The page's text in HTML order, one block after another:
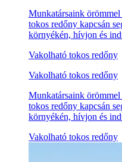
Munkatársaink
tokos redőny kapcsán
környékén, hívjon és
Vakolható tokos redőny
Vakolható tokos redőny
Munkatársaink
tokos redőny kapcsán
környékén, hívjon és
Vakolható tokos redőny